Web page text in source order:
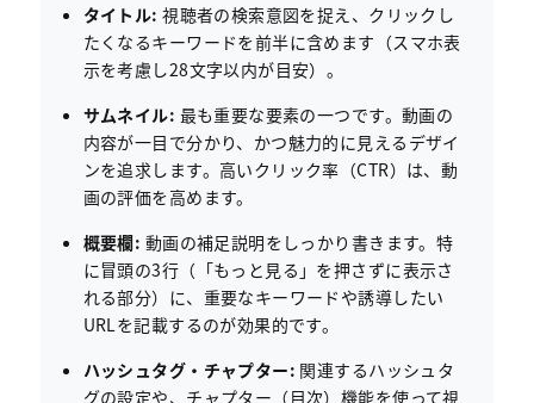
タイトル: 視聴者の検索意図を捉え、クリックし
たくなるキーワードを前半に含めます（スマホ表
示を考慮し28文字以内が目安）。
サムネイル: 最も重要な要素の一つです。動画の
内容が一目で分かり、かつ魅力的に見えるデザイ
ンを追求します。高いクリック率（CTR）は、動
画の評価を高めます。
概要欄: 動画の補足説明をしっかり書きます。特
に冒頭の3行（「もっと見る」を押さずに表示さ
れる部分）に、重要なキーワードや誘導したい
URLを記載するのが効果的です。
ハッシュタグ・チャプター: 関連するハッシュタ
グの設定や、チャプター（目次）機能を使って視